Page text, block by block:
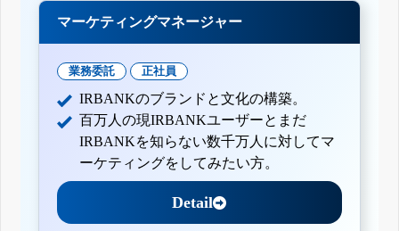
マーケティングマネージャー
業務委託 正社員
IRBANKのブランドと文化の構築。
百万人の現IRBANKユーザーとまだ
IRBANKを知らない数千万人に対してマ
ーケティングをしてみたい方。
Detail